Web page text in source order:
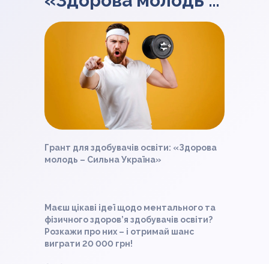
Сильна Україна»
Грант для здобувачів освіти: «Здорова
молодь – Сильна Україна»
Маєш цікаві ідеї щодо ментального та
фізичного здоров’я здобувачів освіти?
Розкажи про них – і отримай шанс
виграти 20 000 грн!